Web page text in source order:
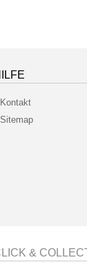
Kontakt
Sitemap
&